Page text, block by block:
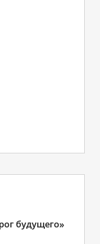
будущего»